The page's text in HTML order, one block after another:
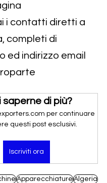
i contatti diretti a
completi di
ed indirizzo email
saperne di più?
per continuare
questi post esclusivi.
Iscriviti ora
ApparecchiatureAlgeria